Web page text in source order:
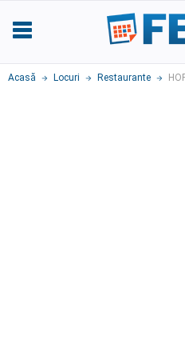
Acasă Locuri Restaurante